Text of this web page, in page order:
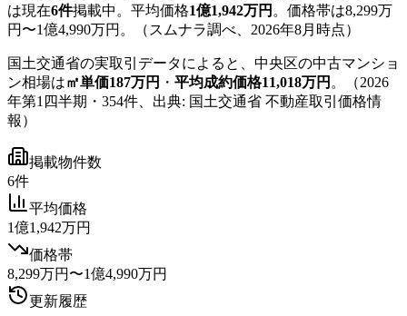
は現在6件掲載中。 平均価格1億1,942万円 。 価格帯は8,299万
円 〜1億4,990万円 。 （スムナラ調べ、 2026年8月 時点）
国土交通省の実取引データによると、 中央区の中古マンショ
ン相場は㎡単価187万円 ・ 平均成約価格11,018万円 。 （2026
年第1四半期 ・ 354件、出典: 国土交通省 不動産取引価格情
報）
掲載物件数
6件
平均価格
1億1,942万円
価格帯
8,299万円〜1億4,990万円
更新履歴